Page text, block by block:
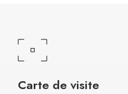
Carte de visite